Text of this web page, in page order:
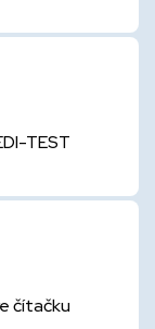
TEST
čítačku